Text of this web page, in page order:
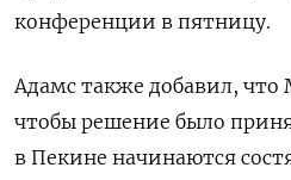
конференции в пятницу.
Адамс также добавил, что
чтобы решение было
в Пекине начинаются